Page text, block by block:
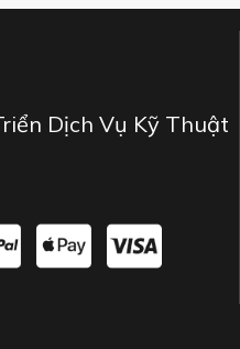
Dịch Vụ Kỹ Thuật